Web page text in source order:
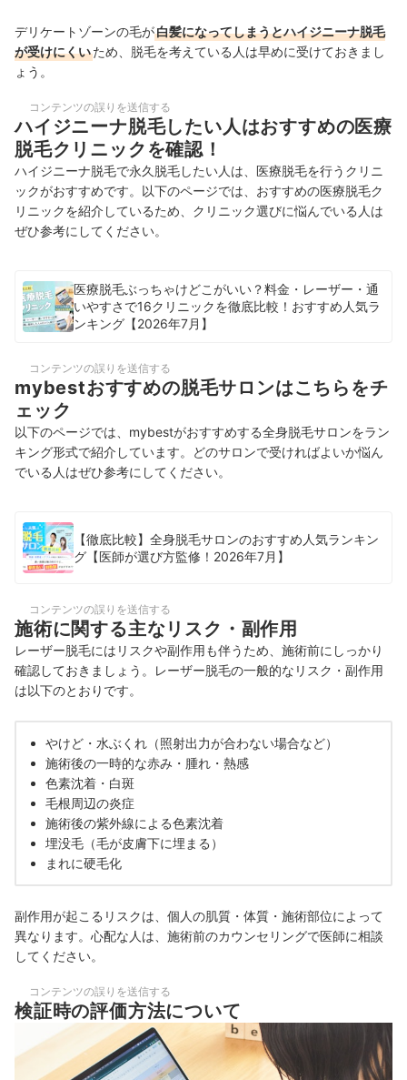
デリケートゾーンの毛が白髪になってしまうとハイジニーナ脱毛
が受けにくいため、脱毛を考えている人は早めに受けておきまし
ょう。
コンテンツの誤りを送信する
ハイジニーナ脱毛したい人はおすすめの医療
脱毛クリニックを確認！
ハイジニーナ脱毛で永久脱毛したい人は、医療脱毛を行うクリニ
ックがおすすめです。以下のページでは、おすすめの医療脱毛ク
リニックを紹介しているため、クリニック選びに悩んでいる人は
ぜひ参考にしてください。
医療脱毛ぶっちゃけどこがいい？料金・レーザー・通
いやすさで16クリニックを徹底比較！おすすめ人気ラ
ンキング【2026年7月】
コンテンツの誤りを送信する
mybestおすすめの脱毛サロンはこちらをチ
ェック
以下のページでは、mybestがおすすめする全身脱毛サロンをラン
キング形式で紹介しています。どのサロンで受ければよいか悩ん
でいる人はぜひ参考にしてください。
【徹底比較】全身脱毛サロンのおすすめ人気ランキン
グ【医師が選び方監修！2026年7月】
コンテンツの誤りを送信する
施術に関する主なリスク・副作用
レーザー脱毛にはリスクや副作用も伴うため、施術前にしっかり
確認しておきましょう。レーザー脱毛の一般的なリスク・副作用
は以下のとおりです。
やけど・水ぶくれ（照射出力が合わない場合など）
施術後の一時的な赤み・腫れ・熱感
色素沈着・白斑
毛根周辺の炎症
施術後の紫外線による色素沈着
埋没毛（毛が皮膚下に埋まる）
まれに硬毛化
副作用が起こるリスクは、個人の肌質・体質・施術部位によって
異なります。心配な人は、施術前のカウンセリングで医師に相談
してください。
コンテンツの誤りを送信する
検証時の評価方法について